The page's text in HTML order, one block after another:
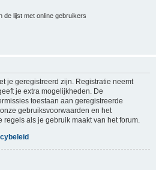
de lijst met online gebruikers
je geregistreerd zijn. Registratie neemt
je extra mogelijkheden. De
toestaan aan geregistreerde
gebruiksvoorwaarden en het
als je gebruik maakt van het forum.